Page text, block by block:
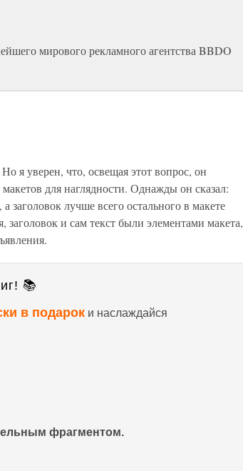
мирового рекламного агентства BBDO
я уверен, что, освещая этот вопрос, он
для наглядности. Однажды он сказал:
заголовок лучше всего остального в макете
заголовок и сам текст были элементами макета,
📚
в подарок и наслаждайся
фрагментом.